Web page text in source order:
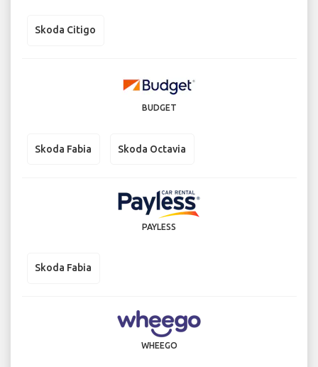
Skoda Citigo
BUDGET
Skoda Fabia Skoda Octavia
PAYLESS
Skoda Fabia
WHEEGO